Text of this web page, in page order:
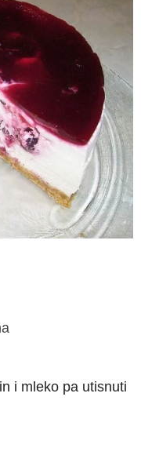
i mleko pa utisnuti